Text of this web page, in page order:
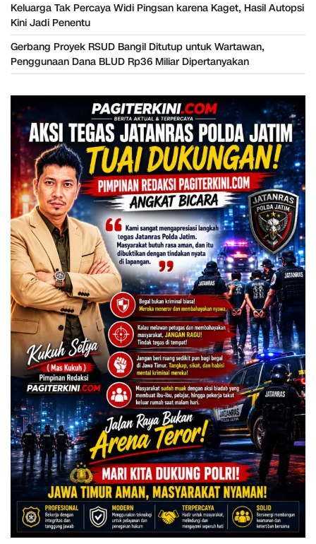
Keluarga Tak Percaya Widi Pingsan karena Kaget, Hasil Autopsi
Kini Jadi Penentu
Gerbang Proyek RSUD Bangil Ditutup untuk Wartawan,
Penggunaan Dana BLUD Rp36 Miliar Dipertanyakan